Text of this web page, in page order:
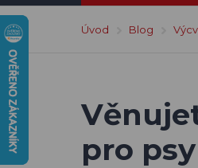
Úvod Blog
pro